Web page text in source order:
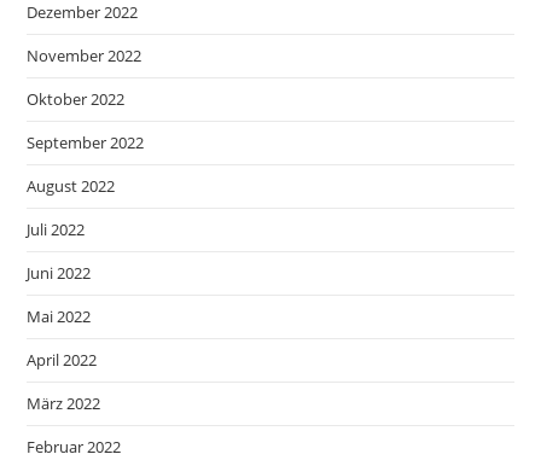
Dezember 2022
November 2022
Oktober 2022
September 2022
August 2022
Juli 2022
Juni 2022
Mai 2022
April 2022
März 2022
Februar 2022